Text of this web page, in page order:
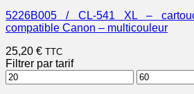
5226B005 / CL-541 XL –
compatible Canon – multicouleur
25,20 € TTC
Filtrer par tarif
Prix
min
Prix
max